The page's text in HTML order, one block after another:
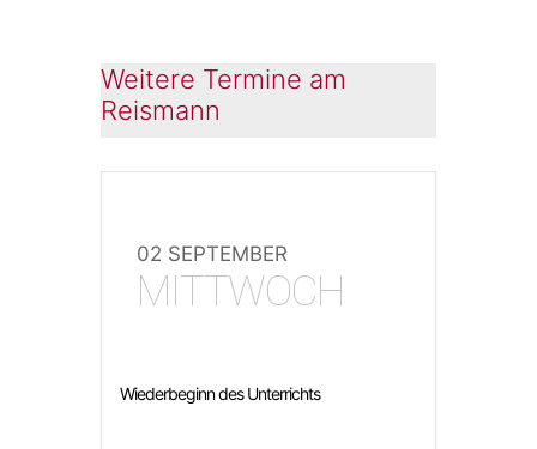
Weitere Termine am
Reismann
02 SEPTEMBER
MITTWOCH
Wiederbeginn des Unterrichts